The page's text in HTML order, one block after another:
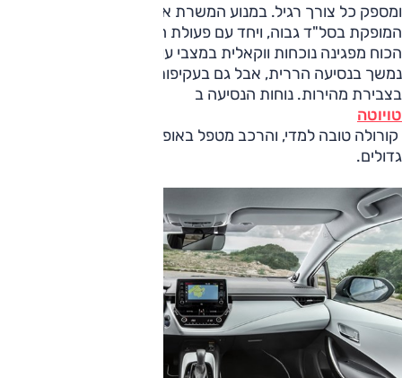
ומספק כל צורך רגיל. במנוע המשרת את הרכב רצועת כוח צרה
המופקת בסל"ד גבוה, ויחד עם פעולת התיבה הרציפה יחידת
הכוח מפגינה נוכחות ווקאלית במצבי עומס, עניין הבולט באופן
נמשך בנסיעה הררית, אבל גם בעקיפות קצרות-מועד ואפילו
בצבירת מהירות. נוחות הנסיעה ב
טויוטה
קורולה טובה למדי, והרכב מטפל באופן נאות גם בשיבושים
גדולים.